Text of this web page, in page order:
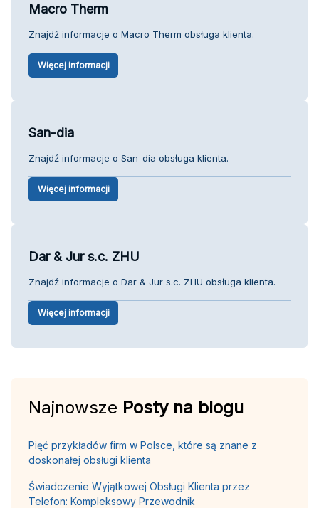
Macro Therm
Znajdź informacje o Macro Therm obsługa klienta.
Więcej informacji
San-dia
Znajdź informacje o San-dia obsługa klienta.
Więcej informacji
Dar & Jur s.c. ZHU
Znajdź informacje o Dar & Jur s.c. ZHU obsługa klienta.
Więcej informacji
Najnowsze Posty na blogu
Pięć przykładów firm w Polsce, które są znane z
doskonałej obsługi klienta
Świadczenie Wyjątkowej Obsługi Klienta przez
Telefon: Kompleksowy Przewodnik